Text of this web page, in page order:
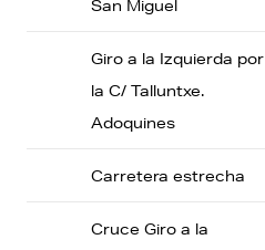
San Miguel
Giro a la Izquierda por
la C/ Talluntxe.
Adoquines
Carretera estrecha
Cruce Giro a la